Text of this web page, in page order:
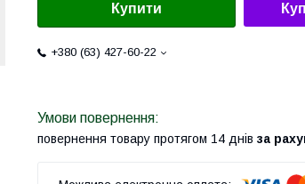
Купити
+380 (63) 427-60-22
повернення товару протягом 14 днів за